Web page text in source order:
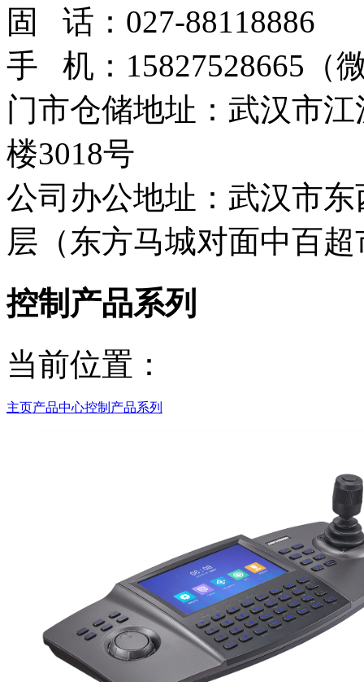
固 话：027-88118886
手 机：15827528665（
门市仓储地址：武汉市
楼3018号
公司办公地址：武汉市
层（东方马城对面中百
控制产品系列
当前位置：
主页产品中心控制产品系列